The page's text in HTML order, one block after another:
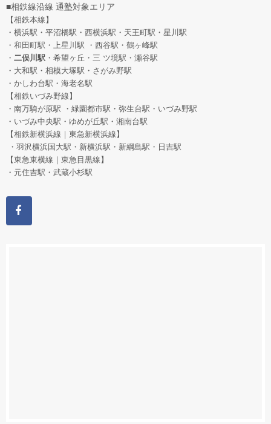
■相鉄線沿線 通塾対象エリア
【相鉄本線】
・横浜駅・平沼橋駅・西横浜駅・天王町駅・星川駅
・和田町駅 ・上星川駅 ・西谷駅・鶴ヶ峰駅
・ 二俣川駅 ・希望ヶ丘 ・三 ツ境駅・瀬谷駅
・大和駅・相模大塚駅・さがみ野駅
・かしわ台駅・海老名駅
【相鉄いづみ野線】
・南万騎が原駅 ・緑園都市駅・弥生台駅・いづみ野駅
・いづみ中央駅・ゆめが丘駅・湘南台駅
【相鉄新横浜線｜東急新横浜線】
・羽沢横浜国大駅・新横浜駅・新綱島駅・日吉駅
【東急東横線｜東急目黒線】
・元住吉駅・武蔵小杉駅